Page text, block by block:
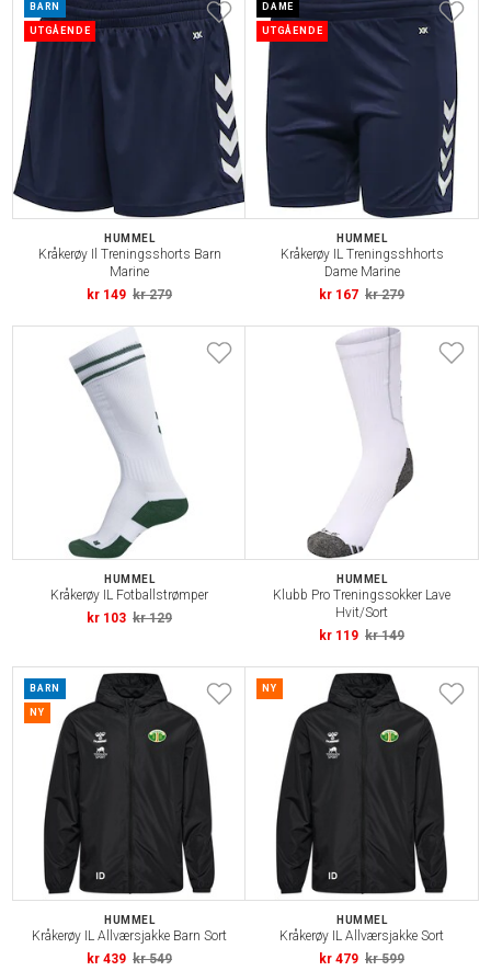
BARN
UTGÅENDE
HUMMEL
Kråkerøy Il Treningsshorts Barn
Marine
kr 149 kr 279
DAME
UTGÅENDE
HUMMEL
Kråkerøy IL Treningsshhorts
Dame Marine
kr 167 kr 279
HUMMEL
Kråkerøy IL Fotballstrømper
kr 103 kr 129
HUMMEL
Klubb Pro Treningssokker Lave
Hvit/Sort
kr 119 kr 149
BARN
NY
HUMMEL
Kråkerøy IL Allværsjakke Barn Sort
kr 439 kr 549
NY
HUMMEL
Kråkerøy IL Allværsjakke Sort
kr 479 kr 599